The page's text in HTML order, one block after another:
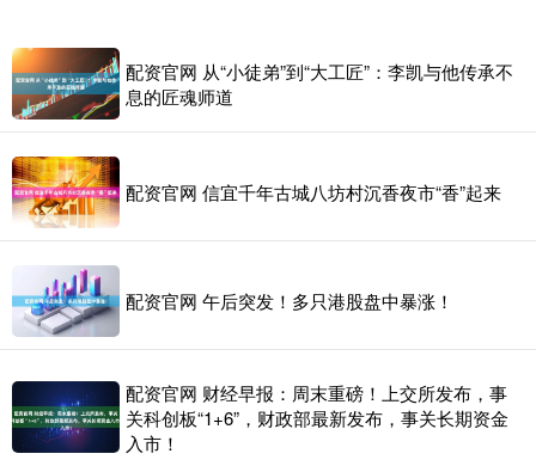
配资官网 从“小徒弟”到“大工匠”：李凯与他传承不
息的匠魂师道
配资官网 信宜千年古城八坊村沉香夜市“香”起来
配资官网 午后突发！多只港股盘中暴涨！
配资官网 财经早报：周末重磅！上交所发布，事
关科创板“1+6”，财政部最新发布，事关长期资金
入市！